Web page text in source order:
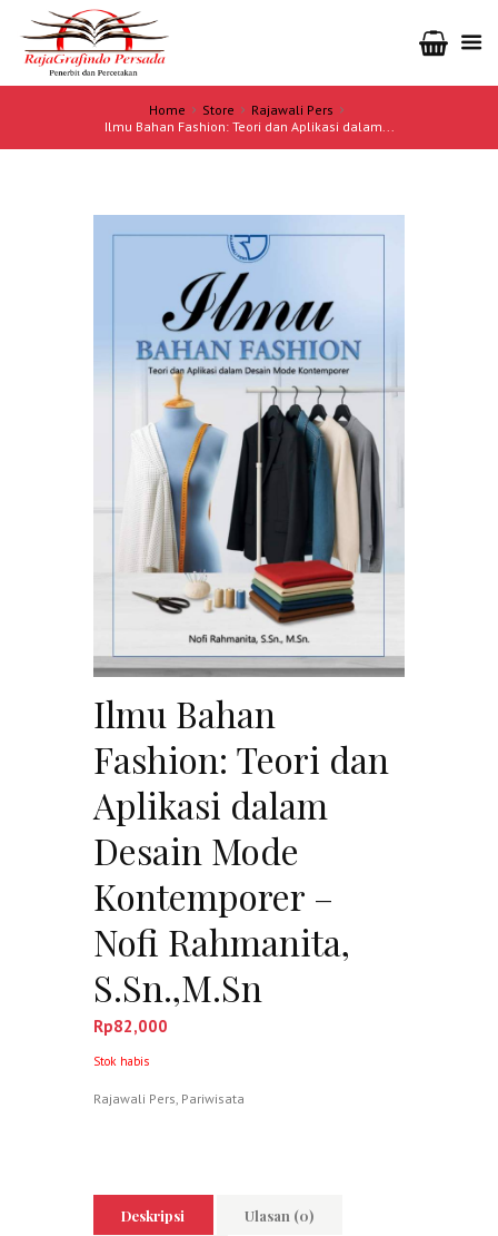
Home Store
Rajawali Pers
Ilmu Bahan Fashion: Teori dan Aplikasi dalam...
Ilmu Bahan
Fashion: Teori dan
Aplikasi dalam
Desain Mode
Kontemporer –
Nofi Rahmanita,
S.Sn.,M.Sn
Rp82,000
Stok habis
Rajawali Pers, Pariwisata
Deskripsi Ulasan (0)